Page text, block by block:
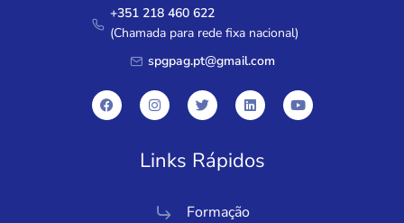
+351 218 460 622
(Chamada para rede fixa nacional)
spgpag.pt@gmail.com
Links Rápidos
Formação